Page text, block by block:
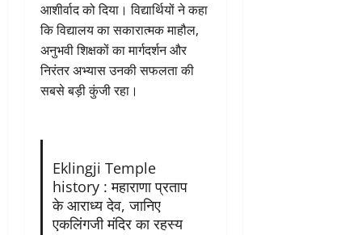
आशीर्वाद को दिया। विद्यार्थियों ने कहा
कि विद्यालय का सकारात्मक माहौल,
अनुभवी शिक्षकों का मार्गदर्शन और
निरंतर अभ्यास उनकी सफलता की
सबसे बड़ी कुंजी रहा।
Eklingji Temple
history : महाराणा प्रताप
के आराध्य देव, जानिए
एकलिंगजी मंदिर का रहस्य